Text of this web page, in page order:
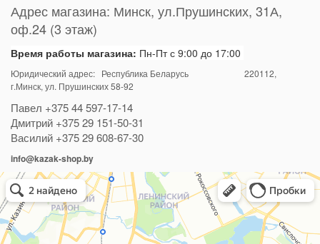
Адрес магазина: Минск, ул.Прушинских, 31А,
оф.24 (3 этаж)
Время работы магазина: Пн-Пт с 9:00 до 17:00
Юридический адрес: Республика Беларусь 220112,
г.Минск, ул. Прушинских 58-92
Павел +375 44 597-17-14
Дмитрий +375 29 151-50-31
Василий +375 29 608-67-30
info@kazak-shop.by